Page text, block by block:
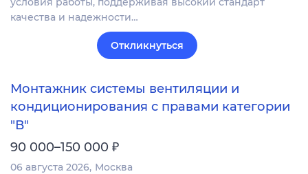
качества и надежности…
Откликнуться
Монтажник системы вентиляции и
кондиционирования с правами категории
"В"
90 000–150 000 ₽
06 августа 2026 Москва